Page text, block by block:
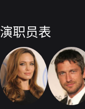
演职员表